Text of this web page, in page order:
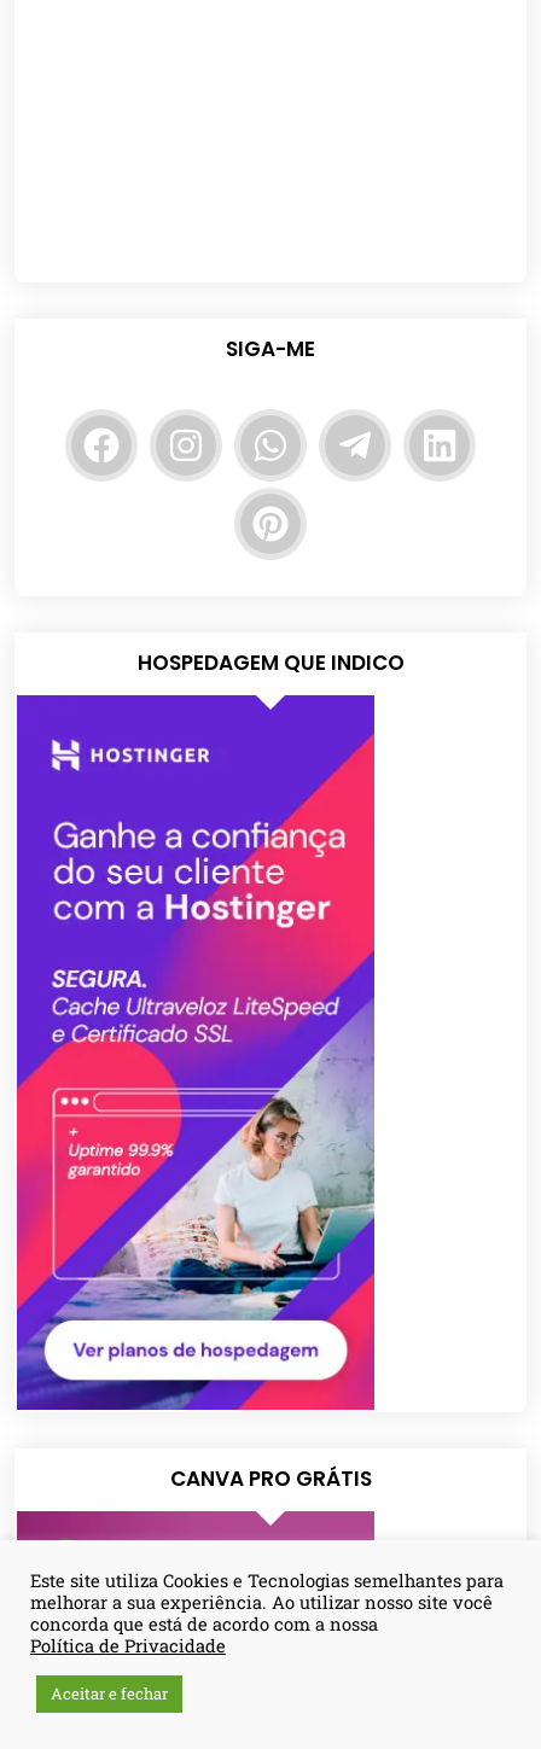
SIGA-ME
HOSPEDAGEM QUE INDICO
CANVA PRO GRÁTIS
Este site utiliza Cookies e Tecnologias semelhantes para
melhorar a sua experiência. Ao utilizar nosso site você
concorda que está de acordo com a nossa
Política de Privacidade
Aceitar e fechar